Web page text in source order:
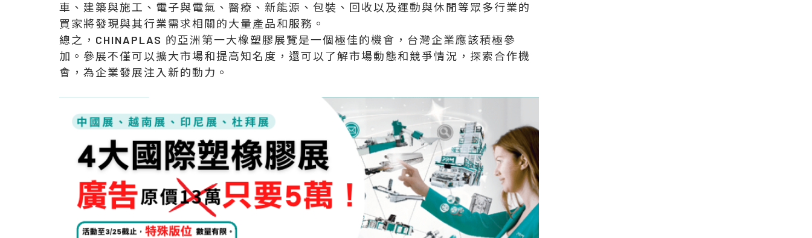
車、建築與施工、電子與電氣、醫療、新能源、包裝、回收以及運動與休閒等眾多行業的
買家將發現與其行業需求相關的大量產品和服務。
總之，CHINAPLAS 的亞洲第一大橡塑膠展覽是一個極佳的機會，台灣企業應該積極參
加。參展不僅可以擴大市場和提高知名度，還可以了解市場動態和競爭情況，探索合作機
會，為企業發展注入新的動力。